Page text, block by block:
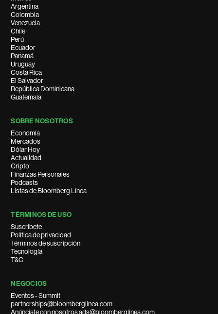
Argentina
Colombia
Venezuela
Chile
Perú
Ecuador
Panamá
Uruguay
Costa Rica
El Salvador
República Dominicana
Guatemala
SOBRE NOSOTROS
Economía
Mercados
Dólar Hoy
Actualidad
Cripto
Finanzas Personales
Podcasts
Listas de Bloomberg Línea
TÉRMINOS DE USO
Suscríbete
Política de privacidad
Términos de suscripción
Tecnología
T&C
NEGOCIOS
Eventos - Summit
partnerships@bloomberglinea.com
Anúnciate con nosotros ads@bloomberglinea.com